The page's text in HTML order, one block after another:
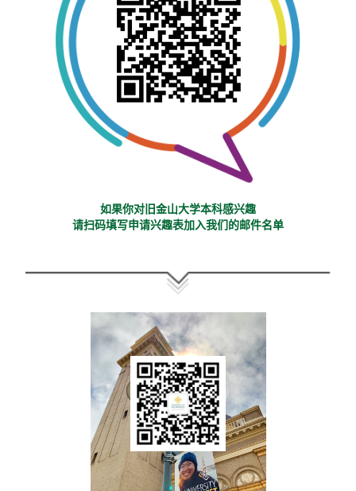
如果你对旧金山大学本科感兴趣
请扫码填写申请兴趣表加入我们的邮件名单